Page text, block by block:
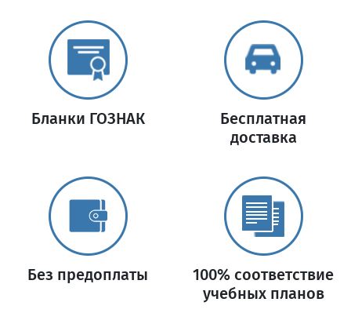
Бланки ГОЗНАК
Бесплатная
доставка
Без предоплаты
100% соответствие
учебных планов